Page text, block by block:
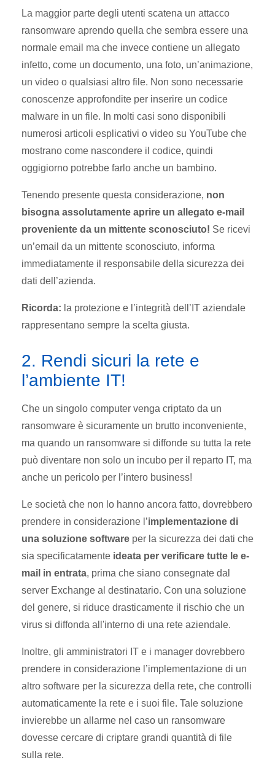
La maggior parte degli utenti scatena un attacco
ransomware aprendo quella che sembra essere una
normale email ma che invece contiene un allegato
infetto, come un documento, una foto, un’animazione,
un video o qualsiasi altro file. Non sono necessarie
conoscenze approfondite per inserire un codice
malware in un file. In molti casi sono disponibili
numerosi articoli esplicativi o video su YouTube che
mostrano come nascondere il codice, quindi
oggigiorno potrebbe farlo anche un bambino.
Tenendo presente questa considerazione, non
bisogna assolutamente aprire un allegato e-mail
proveniente da un mittente sconosciuto! Se ricevi
un’email da un mittente sconosciuto, informa
immediatamente il responsabile della sicurezza dei
dati dell’azienda.
Ricorda: la protezione e l’integrità dell’IT aziendale
rappresentano sempre la scelta giusta.
2. Rendi sicuri la rete e
l’ambiente IT!
Che un singolo computer venga criptato da un
ransomware è sicuramente un brutto inconveniente,
ma quando un ransomware si diffonde su tutta la rete
può diventare non solo un incubo per il reparto IT, ma
anche un pericolo per l’intero business!
Le società che non lo hanno ancora fatto, dovrebbero
prendere in considerazione l’implementazione di
una soluzione software per la sicurezza dei dati che
sia specificatamente ideata per verificare tutte le e-
mail in entrata, prima che siano consegnate dal
server Exchange al destinatario. Con una soluzione
del genere, si riduce drasticamente il rischio che un
virus si diffonda all'interno di una rete aziendale.
Inoltre, gli amministratori IT e i manager dovrebbero
prendere in considerazione l’implementazione di un
altro software per la sicurezza della rete, che controlli
automaticamente la rete e i suoi file. Tale soluzione
invierebbe un allarme nel caso un ransomware
dovesse cercare di criptare grandi quantità di file
sulla rete.